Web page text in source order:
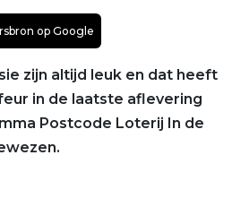
op Google
zijn altijd leuk en dat heeft
in de laatste aflevering
Postcode Loterij In de